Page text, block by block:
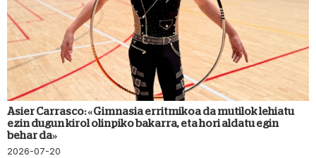
Asier Carrasco: «Gimnasia erritmikoa da mutilok lehiatu
ezin dugun kirol olinpiko bakarra, eta hori aldatu egin
behar da»
2026-07-20